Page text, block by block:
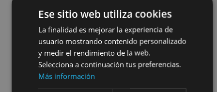
Estella es un verdadero paraíso ciclista.
Ese sitio web utiliza cookies
La finalidad es mejorar la experiencia de
usuario mostrando contenido personalizado
y medir el rendimiento de la web.
Selecciona a continuación tus preferencias.
Más información